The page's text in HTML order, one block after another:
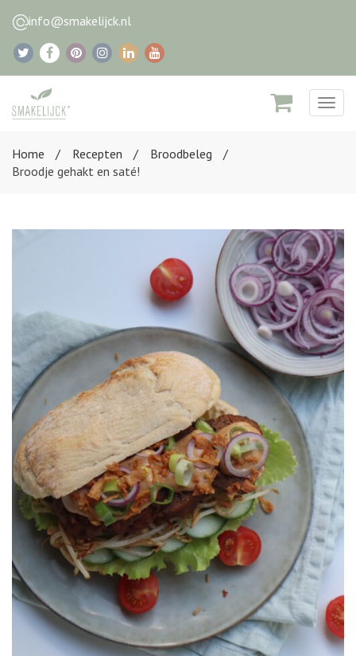
info@smakelijck.nl
Home
Recepten
Broodbeleg
Broodje gehakt en saté!